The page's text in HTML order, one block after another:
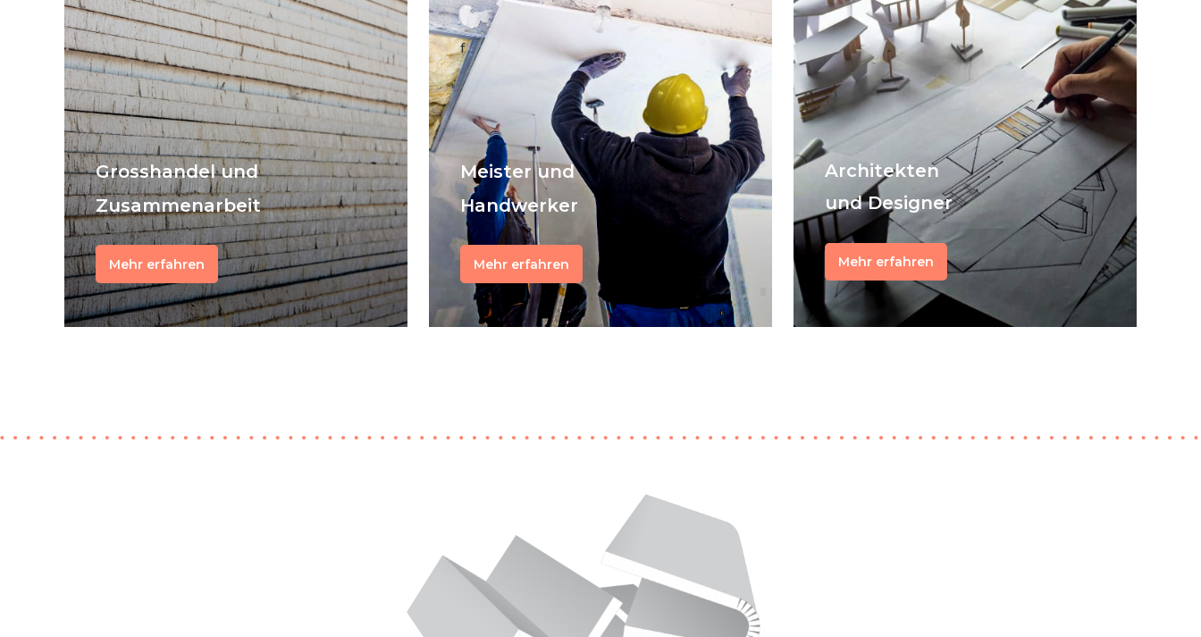
Grosshandel und
Zusammenarbeit
Mehr erfahren
f
Meister und
Handwerker
Mehr erfahren
Architekten
und Designer
Mehr erfahren